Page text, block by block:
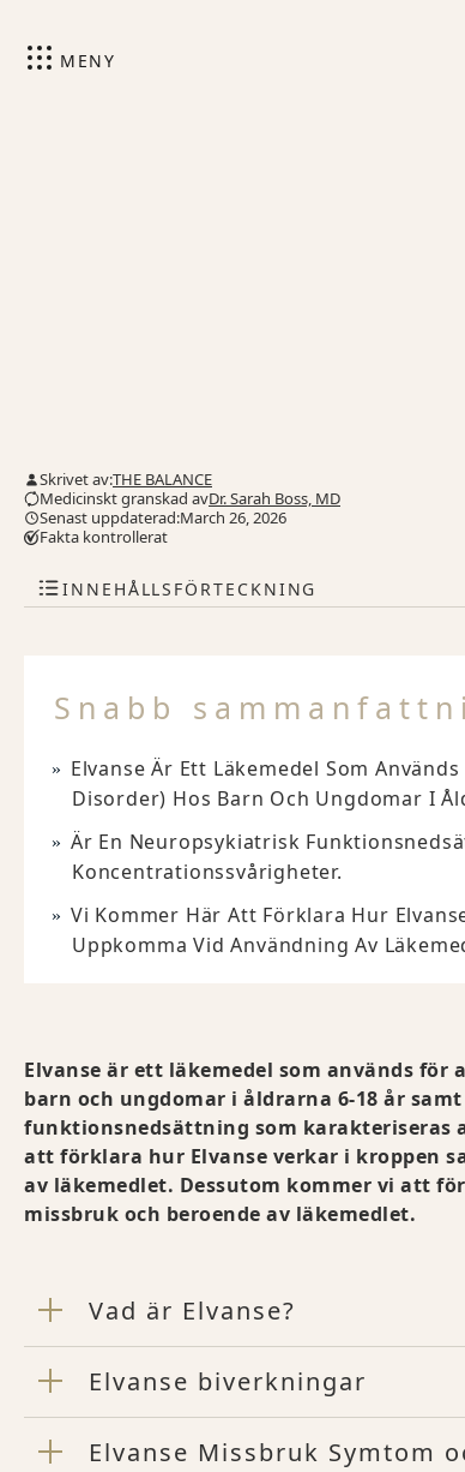
MENY
Skrivet av:THE BALANCE
Medicinskt granskad avDr. Sarah Boss, MD
Senast uppdaterad:March 26, 2026
Fakta kontrollerat
INNEHÅLLSFÖRTECKNING
Snabb
Elvanse Är Ett Läkemedel Som
Disorder) Hos Barn Och Ungdomar I
Är En Neuropsykiatrisk
Koncentrationssvårigheter.
Vi Kommer Här Att Förklara Hur
Uppkomma Vid Användning Av
Elvanse är ett läkemedel som används
barn och ungdomar i åldrarna 6-18 år
funktionsnedsättning som karakteriseras
att förklara hur Elvanse verkar i kroppen
av läkemedlet. Dessutom kommer vi att
missbruk och beroende av läkemedlet.
Vad är Elvanse?
Elvanse biverkningar
Elvanse Missbruk Symtom